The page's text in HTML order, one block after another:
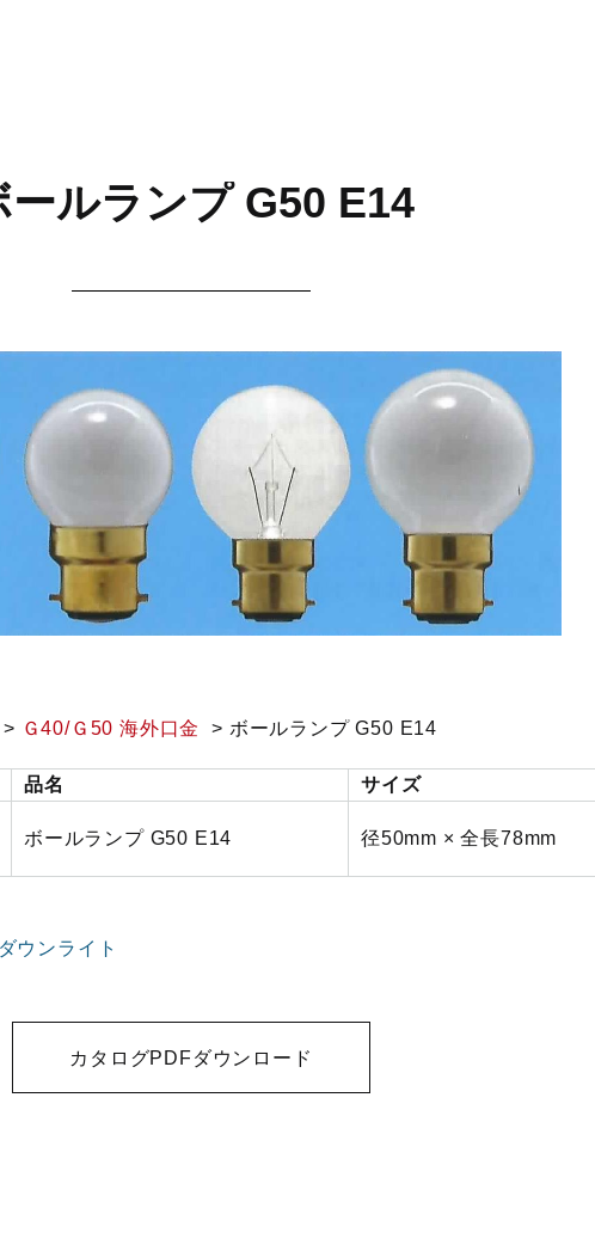
ールランプ G50 E14
Ｇ40/Ｇ50 海外口金 ボールランプ G50 E14
品名 サイズ
ボールランプ G50 E14 径50mm × 全長78mm
ダウンライト
カタログPDFダウンロード